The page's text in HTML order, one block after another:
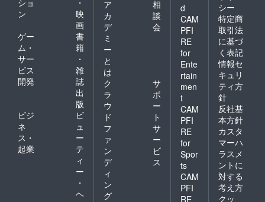
ン
映
画
ゲー
ム・
サー
ビス
開発
書
籍
・
雑
誌
出
版
ビジ
ネ
ス・
起業
ビ
ュ
ー
テ
ィ
ー
・
ヘ
ア
カ
デ
ミ
ー
と
は
相
談
会
ク
ラ
ウ
ド
フ
ァ
ン
デ
ィ
ン
グ
サ
ポ
ー
ト
サ
ー
ビ
ス
d
CAM
PFI
RE
for
Ente
rtain
men
t
CAM
PFI
RE
for
Spor
ts
CAM
PFI
RE
シー
特定商
取引法
に基づ
く表記
情報セ
キュリ
ティ方
針
反社基
本方針
カスタ
マーハ
ラスメ
ントに
対する
考え方
クッ